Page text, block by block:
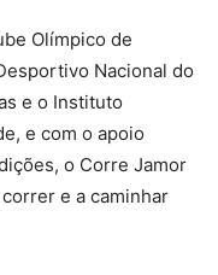
Olímpico de
Nacional do
e o Instituto
e com o apoio
o Corre Jamor
e a caminhar